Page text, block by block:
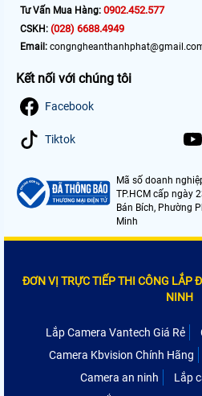
Tư Vấn Mua Hàng: 0902.452.577
CSKH: (028) 6688.4949
Email:
Kết nối với chúng tôi
Facebook
Tiktok
Mã số doanh
TP.HCM cấp ngày
Bán Bích, Phường
Minh
ĐƠN VỊ TRỰC TIẾP THI CÔNG LẮP
NINH
Lắp Camera Vantech Giá Rẻ
Camera Kbvision Chính Hãng
Camera an ninh
Lắp